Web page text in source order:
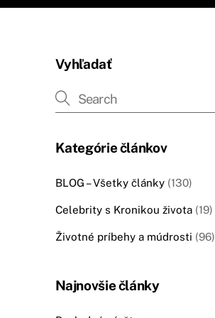
Vyhľadať
Kategórie článkov
BLOG – Všetky články(130)
Celebrity s Kronikou života(19)
Životné príbehy a múdrosti (96)
Najnovšie články